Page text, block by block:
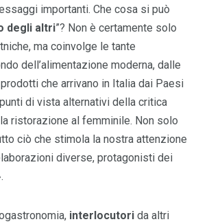
importanti. Che cosa si può
degli altri”? Non è certamente solo
ma coinvolge le tante
dell’alimentazione moderna, dalle
che arrivano in Italia dai Paesi
di vista alternativi della critica
ristorazione al femminile. Non solo
ciò che stimola la nostra attenzione
diverse, protagonisti dei
interlocutori da altri